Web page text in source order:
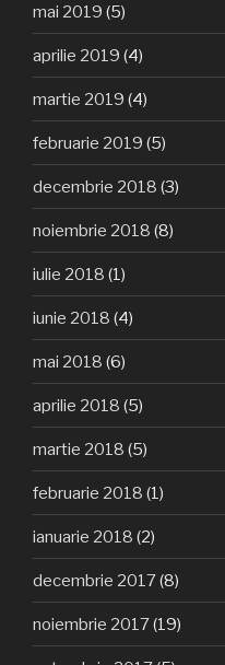
mai 2019 (5)
aprilie 2019 (4)
martie 2019 (4)
februarie 2019 (5)
decembrie 2018 (3)
noiembrie 2018 (8)
iulie 2018 (1)
iunie 2018 (4)
mai 2018 (6)
aprilie 2018 (5)
martie 2018 (5)
februarie 2018 (1)
ianuarie 2018 (2)
decembrie 2017(8)
noiembrie 2017(19)